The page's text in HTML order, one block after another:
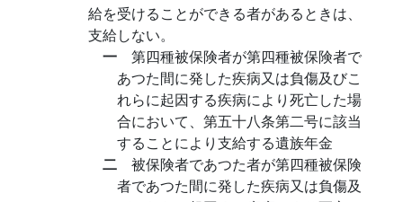
給を受けることができる者があるときは、
支給しない。
一 第四種被保険者が第四種被保険者で
あつた間に発した疾病又は負傷及びこ
れらに起因する疾病により死亡した場
合において、第五十八条第二号に該当
することにより支給する遺族年金
二 被保険者であつた者が第四種被保険
者であつた間に発した疾病又は負傷及